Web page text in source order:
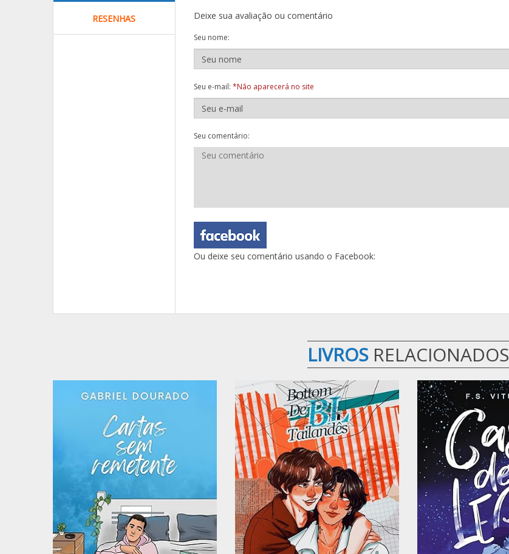
RESENHAS
Deixe sua avaliação ou comentário
Seu nome:
Seu e-mail: *Não aparecerá no site
Seu comentário:
Ou deixe seu comentário usando o Facebook:
LIVROS RELACIONADOS